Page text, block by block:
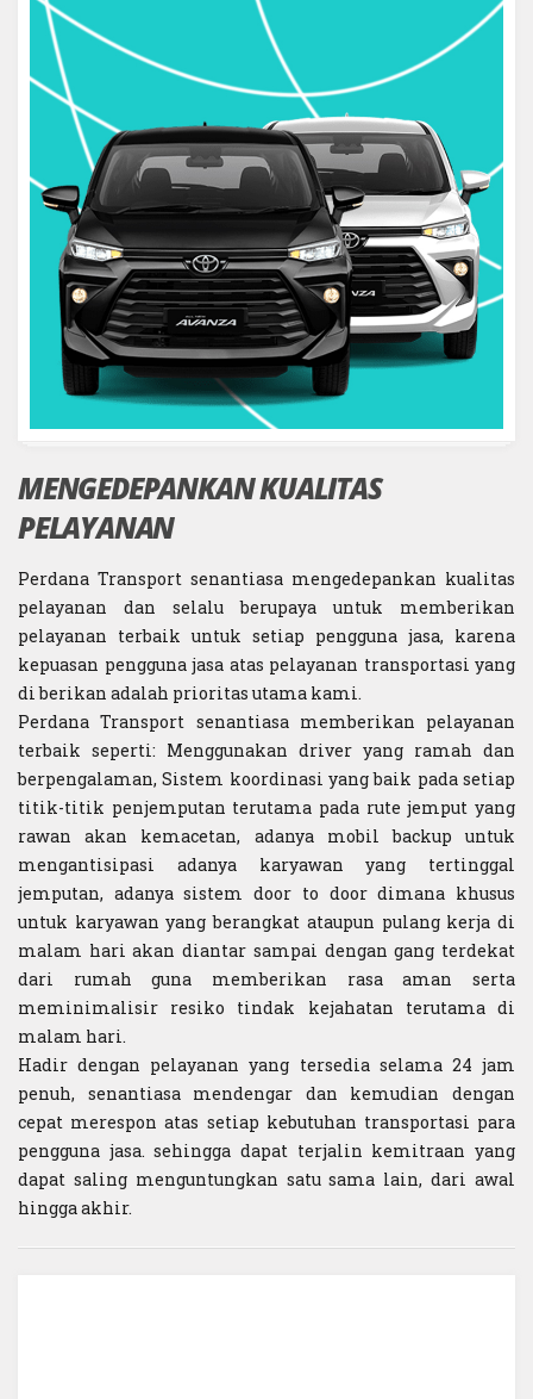
MENGEDEPANKAN KUALITAS
PELAYANAN
Perdana Transport senantiasa mengedepankan kualitas
pelayanan dan selalu berupaya untuk memberikan
pelayanan terbaik untuk setiap pengguna jasa, karena
kepuasan pengguna jasa atas pelayanan transportasi yang
di berikan adalah prioritas utama kami.
Perdana Transport senantiasa memberikan pelayanan
terbaik seperti: Menggunakan driver yang ramah dan
berpengalaman, Sistem koordinasi yang baik pada setiap
titik-titik penjemputan terutama pada rute jemput yang
rawan akan kemacetan, adanya mobil backup untuk
mengantisipasi adanya karyawan yang tertinggal
jemputan, adanya sistem door to door dimana khusus
untuk karyawan yang berangkat ataupun pulang kerja di
malam hari akan diantar sampai dengan gang terdekat
dari rumah guna memberikan rasa aman serta
meminimalisir resiko tindak kejahatan terutama di
malam hari.
Hadir dengan pelayanan yang tersedia selama 24 jam
penuh, senantiasa mendengar dan kemudian dengan
cepat merespon atas setiap kebutuhan transportasi para
pengguna jasa. sehingga dapat terjalin kemitraan yang
dapat saling menguntungkan satu sama lain, dari awal
hingga akhir.